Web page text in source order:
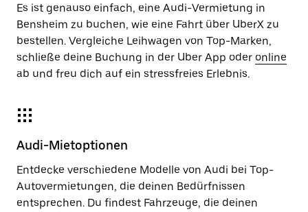
Es ist genauso einfach, eine Audi-Vermietung in
Bensheim zu buchen, wie eine Fahrt über UberX zu
bestellen. Vergleiche Leihwagen von Top-Marken,
schließe deine Buchung in der Uber App oder online
ab und freu dich auf ein stressfreies Erlebnis.
Audi-Mietoptionen
Entdecke verschiedene Modelle von Audi bei Top-
Autovermietungen, die deinen Bedürfnissen
entsprechen. Du findest Fahrzeuge, die deinen